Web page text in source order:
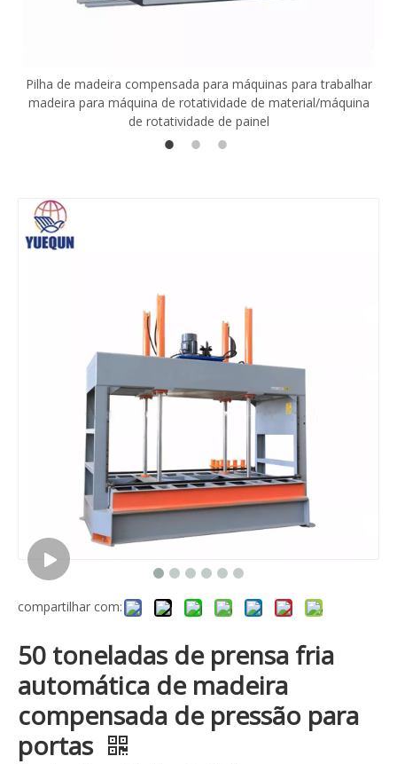
Pilha de madeira compensada para máquinas para trabalhar
madeira para máquina de rotatividade de material/máquina
de rotatividade de painel
compartilhar com:
50 toneladas de prensa fria
automática de madeira
compensada de pressão para
portas